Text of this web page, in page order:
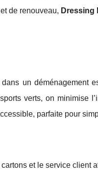
de renouveau, Dressing
dans un
verts, on minimise
parfaite pour
et le service